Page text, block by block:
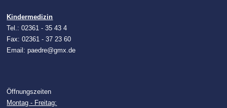
Kindermedizin
Tel.: 02361 - 35 43 4
Fax: 02361 - 37 23 60
Email: paedre@gmx.de
Öffnungszeiten
Montag - Freitag: